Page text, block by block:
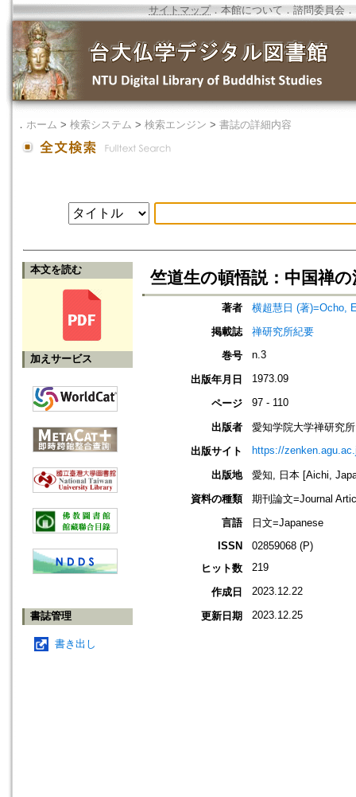
サイトマップ．本館について ． 諮問委員会 ．
． ホーム > 検索システム > 検索エンジン > 書誌の詳細内容
本文を読む
加えサービス
書誌管理
書き出し
竺道生の頓悟説：中国禅
著者
横超慧日 (著)=Ocho,
掲載誌
禅研究所紀要
巻号
n.3
出版年月日 1973.09
ページ 97 - 110
出版者
愛知学院大学禅研究所
出版サイト
https://
出版地
愛知, 日本 [Aichi,
資料の種類
期刊論文=Journal
言語
日文=Japanese
ISSN
02859068 (P)
ヒット数
219
作成日 2023.12.22
更新日期 2023.12.25